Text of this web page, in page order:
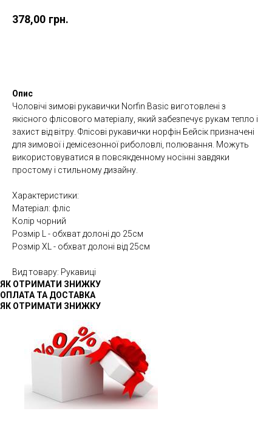
378,00 грн.
Опис
Чоловічі зимові рукавички Norfin Basic виготовлені з
якісного флісового матеріалу, який забезпечує рукам тепло і
захист від вітру. Флісові рукавички норфін Бейсік призначені
для зимової і демісезонної риболовлі, полювання. Можуть
використовуватися в повсякденному носінні завдяки
простому і стильному дизайну.
Характеристики:
Матеріал: фліс
Колір чорний
Розмір L - обхват долоні до 25см
Розмір XL - обхват долоні від 25см
Вид товару: Рукавиці
ЯК ОТРИМАТИ ЗНИЖКУ
ОПЛАТА ТА ДОСТАВКА
ЯК ОТРИМАТИ ЗНИЖКУ